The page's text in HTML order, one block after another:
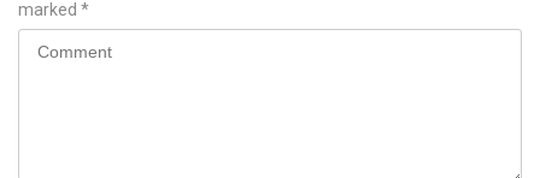
marked *